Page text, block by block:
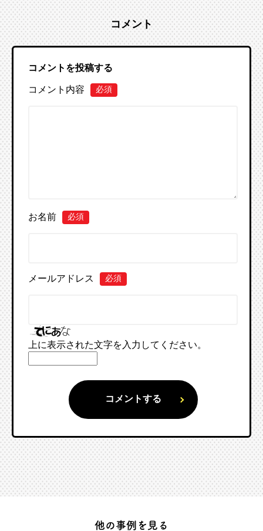
コメント
コメントを投稿する
コメント内容 必須
お名前 必須
メールアドレス 必須
上に表示された文字を入力してください。
他の事例を見る